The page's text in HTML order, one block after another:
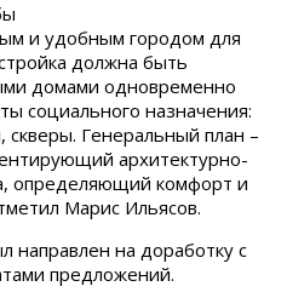
и удобным городом для
должна быть
домами одновременно
социального назначения:
Генеральный план –
архитектурно-
определяющий комфорт и
Марис Ильясов.
на доработку с
предложений.